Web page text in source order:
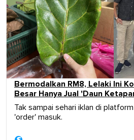
Bermodalkan RM8, Lelaki Ini
Besar Hanya Jual 'Daun
Tak sampai sehari iklan di
'order' masuk.